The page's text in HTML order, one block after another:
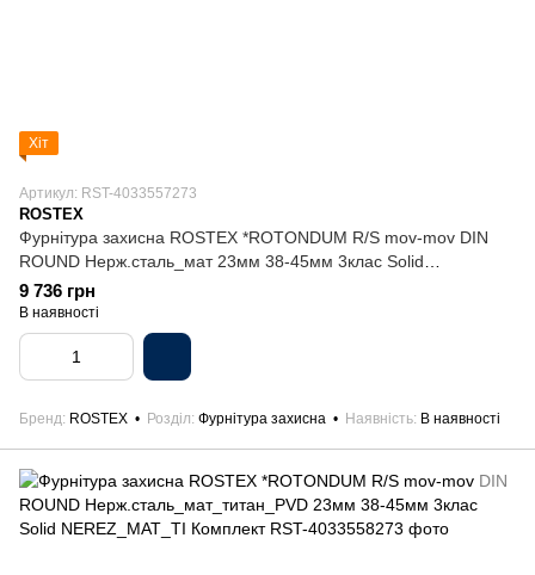
Хіт
Артикул: RST-4033557273
ROSTEX
Фурнітура захисна ROSTEX *ROTONDUM R/S mov-mov DIN
ROUND Нерж.сталь_мат 23мм 38-45мм 3клас Solid
NEREZ_MAT Комплект
9 736 грн
В наявності
Бренд ROSTEX Розділ Фурнітура захисна Наявність В наявності